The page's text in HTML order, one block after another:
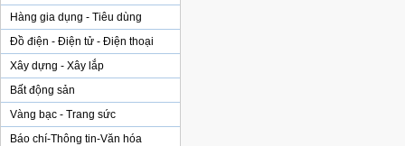
Hàng gia dụng - Tiêu dùng
Đồ điện - Điện tử - Điện thoại
Xây dựng - Xây lắp
Bất động sản
Vàng bạc - Trang sức
Báo chí-Thông tin-Văn hóa